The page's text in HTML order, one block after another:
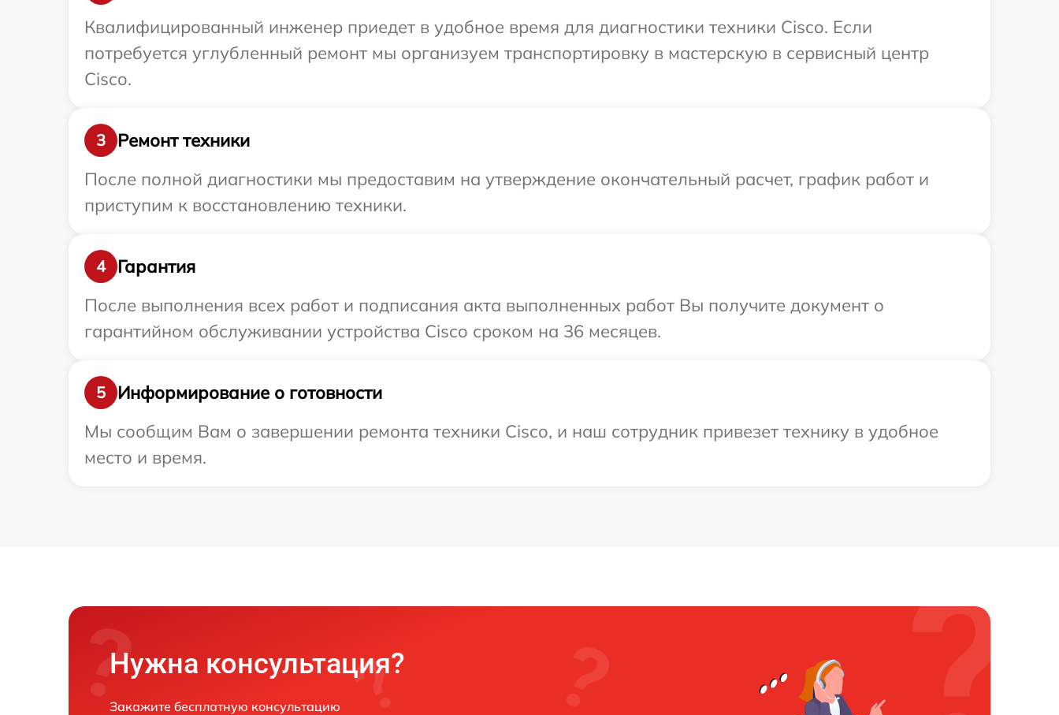
Квалифицированный инженер приедет в удобное время для диагностики техники Cisco. Если
потребуется углубленный ремонт мы организуем транспортировку в мастерскую в сервисный центр
Cisco.
3
Ремонт техники
После полной диагностики мы предоставим на утверждение окончательный расчет, график работ и
приступим к восстановлению техники.
4
Гарантия
После выполнения всех работ и подписания акта выполненных работ Вы получите документ о
гарантийном обслуживании устройства Cisco сроком на 36 месяцев.
5
Информирование о готовности
Мы сообщим Вам о завершении ремонта техники Cisco, и наш сотрудник привезет технику в удобное
место и время.
Нужна консультация?
Закажите бесплатную консультацию